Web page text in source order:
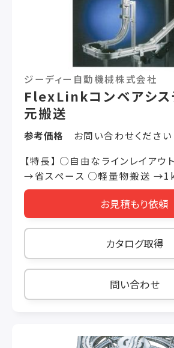
ダー、ひじき粉末、いも粉末、ホウ
タマゴ粉末、茶粉末、米粉、プロテ
葉、青汁原料、グラニュー糖、粉
粉、塩、薬草粉末、ふりかけ、ミッ
脂、そば粉、だしの素他
ジーディー自動機械株式会社
FlexLinkコンベアシ
元搬送
参考価格
お問い合わせください
【特長】 ○自由なラインレイア
→省スペース ○軽量物搬送
物 →アルミフレーム軽量コンベ
ール →シンプルなエンジニアリ
高速搬送 【製品ラインアップ】 ○XS →ビーム幅：
45mm →チェイン幅：44ｍｍ
65mm →チェイン幅：63ｍｍ
幅：85mm →チェイン幅：83
ム幅：105mm →チェイン幅：
ビーム幅：105mm →チェイン幅
幅：295ｍｍ 【標準コンポーネント】 ○フレーム、
お見積もり依頼
カタログ取得
問い合わせ